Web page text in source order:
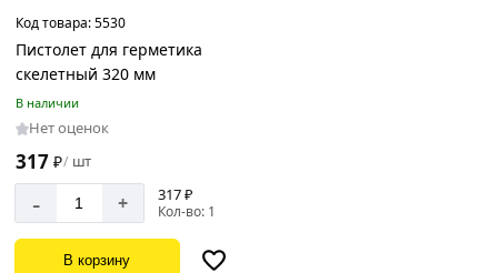
Код товара:5530
Пистолет для герметика
скелетный 320 мм
В наличии
Нет оценок
317 ₽/ шт
- + 317 ₽
Кол-во: 1
В корзину